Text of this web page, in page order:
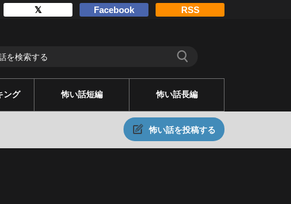
𝕏 Facebook RSS
ング 怖い話短編 怖い話長編
怖い話を投稿する